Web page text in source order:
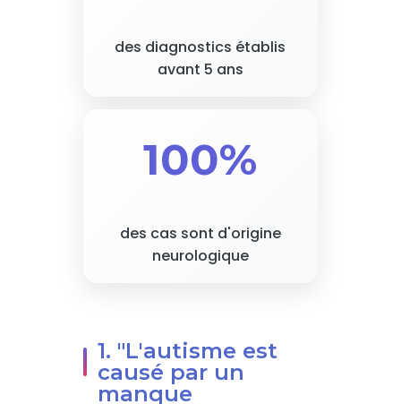
des diagnostics établis
avant 5 ans
100%
des cas sont d'origine
neurologique
1. "L'autisme est
causé par un
manque